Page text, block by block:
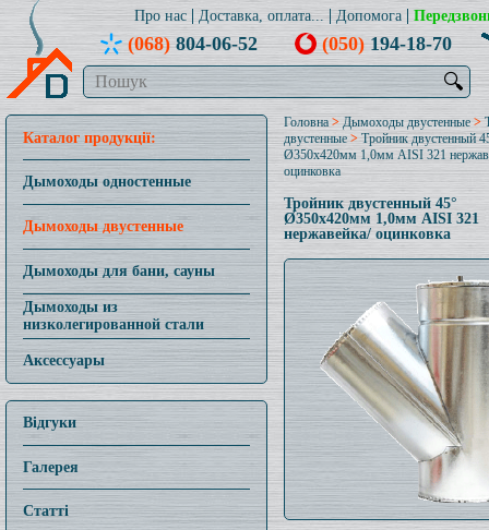
Про нас Доставка, оплата... Допомога
(068)804-06-52 (050)194-18-70
🔍
Каталог продукції:
Дымоходы одностенные
Дымоходы двустенные
Дымоходы для бани, сауны
Дымоходы из
низколегированной стали
Аксессуары
Відгуки
Галерея
Статті
Головна > Дымоходы двустенные >
двустенные>Тройник двустенный
Ø350x420мм 1,0мм AISI 321
оцинковка
Тройник двустенный 45°
Ø350x420мм 1,0мм AISI 321
нержавейка/ оцинковка